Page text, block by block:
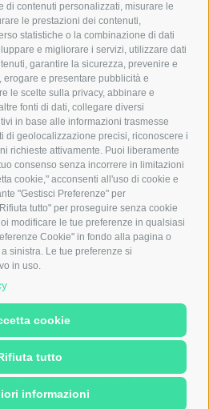
di contenuti personalizzati, misurare le
le prestazioni dei contenuti,
statistiche o la combinazione di dati
e migliorare i servizi, utilizzare dati
garantire la sicurezza, prevenire e
e presentare pubblicità e
le scelte sulla privacy, abbinare e
fonti di dati, collegare diversi
in base alle informazioni trasmesse
di geolocalizzazione precisi, riconoscere i
richieste attivamente. Puoi liberamente
consenso senza incorrere in limitazioni
cookie," acconsenti all'uso di cookie e
"Gestisci Preferenze" per
tutto" per proseguire senza cookie
modificare le tue preferenze in qualsiasi
Cookie" in fondo alla pagina o
sinistra. Le tue preferenze si
in uso.
cookie
tutto
informazioni
Policy|Preferenze Cookie|